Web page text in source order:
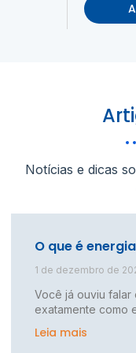
Notícias e dicas
O que é
1 de dezembro de
Você já ouviu falar
exatamente como
Leia mais